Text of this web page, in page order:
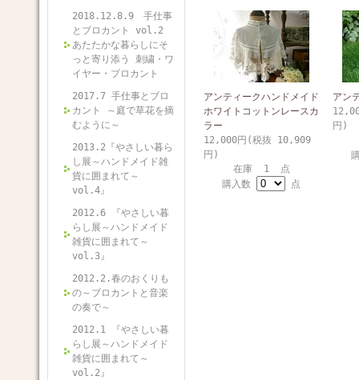
2018.12.8.9 手仕事
とブロカント vol.2
あたたかな暮らしにそ
っと寄り添う 刺繍・ワ
イヤー・ブロカント
2017.7 手仕事とブロ
カント ～庭で草花を摘
むように～
2013.2『やさしい暮ら
し展～ハンドメイド雑
貨に囲まれて～
vol.4』
2012.6 『やさしい暮
らし展～ハンドメイド
雑貨に囲まれて～
vol.3』
2012.2.春のおくりも
の～ブロカントと音楽
の奏で～
2012.1 『やさしい暮
らし展～ハンドメイド
雑貨に囲まれて～
vol.2』
アンティークハンドメイド
ホワイトコットンレースカ
ラー
12,000円(税抜 10,909
円)
在庫 1 点
購入数
点
アン
円)